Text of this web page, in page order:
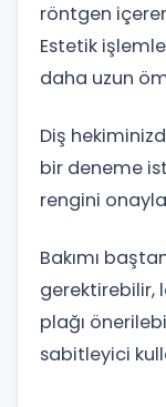
röntgen
Estetik
daha uzun
Diş
bir deneme
rengini
Bakımı
gerektirebilir,
plağı
sabitleyici